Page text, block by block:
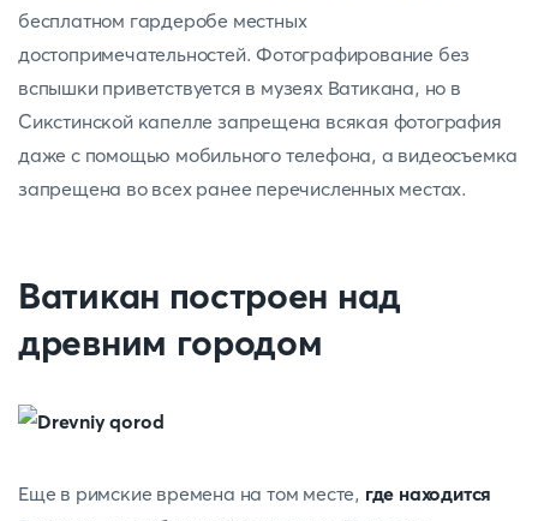
бесплатном гардеробе местных
достопримечательностей. Фотографирование без
вспышки приветствуется в музеях Ватикана, но в
Сикстинской капелле запрещена всякая фотография
даже с помощью мобильного телефона, а видеосъемка
запрещена во всех ранее перечисленных местах.
Ватикан построен над
древним городом
Еще в римские времена на том месте, где находится